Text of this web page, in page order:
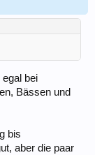
bei
Bässen und
bis
aber die paar